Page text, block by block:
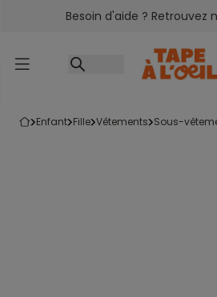
Accéder au contenu
Besoin d'aide ? Retrouvez
enfant fille vêtements sous-